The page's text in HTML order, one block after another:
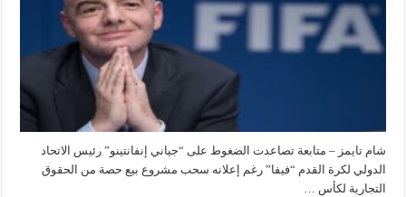
شام تايمز – متابعة تصاعدت الضغوط على “جياني إنفانتينو” رئيس الاتحاد
الدولي لكرة القدم “فيفا” رغم إعلانه سحب مشروع بيع حصة من الحقوق
التجارية لكأس …